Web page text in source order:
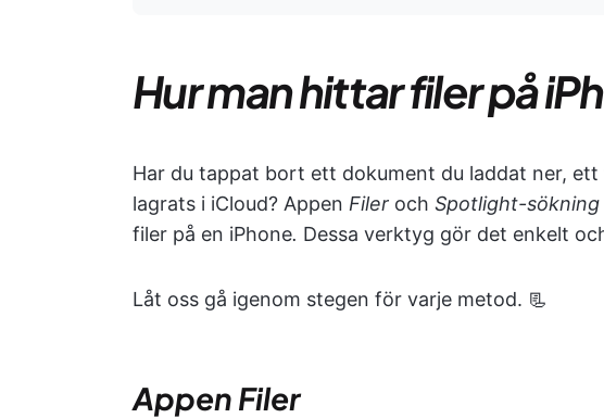
Hur man hittar filer på
Har du tappat bort ett dokument du laddat ner,
lagrats i iCloud? Appen Filer och Spotlight-sökning
filer på en iPhone. Dessa verktyg gör det enkelt
Låt oss gå igenom stegen för varje metod. 📃
Appen Filer